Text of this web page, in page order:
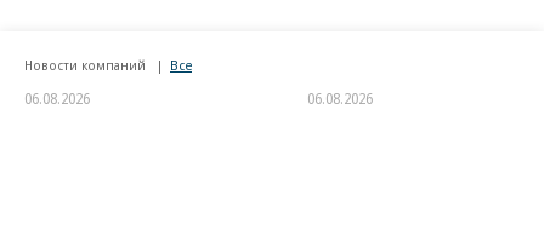
Новости компаний Все
06.08.2026 06.08.2026